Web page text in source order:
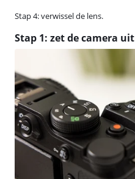
Stap 4: verwissel de lens.
Stap 1: zet de camera uit